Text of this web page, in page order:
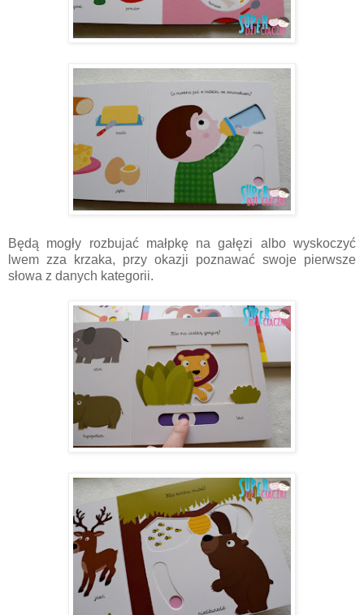
Będą mogły rozbujać małpkę na gałęzi albo wyskoczyć
lwem zza krzaka, przy okazji poznawać swoje pierwsze
słowa z danych kategorii.